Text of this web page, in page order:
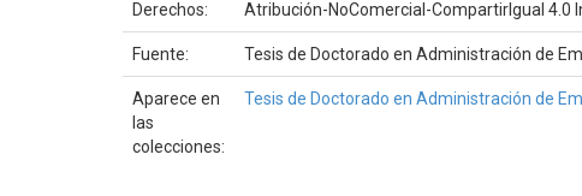
Derechos: Atribución-NoComercial-CompartirIgual 4.0
Fuente: Tesis de Doctorado en Administración de
Aparece en
las
colecciones:
Tesis de Doctorado en Administración de